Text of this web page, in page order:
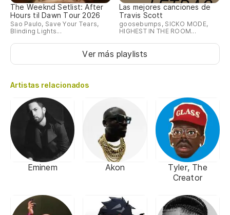
The Weeknd Setlist: After
Hours til Dawn Tour 2026
Sao Paulo, Save Your Tears,
Blinding Lights...
Las mejores canciones de
Travis Scott
goosebumps, SICKO MODE,
HIGHEST IN THE ROOM...
Ver más playlists
Artistas relacionados
Eminem Akon
Tyler, The
Creator